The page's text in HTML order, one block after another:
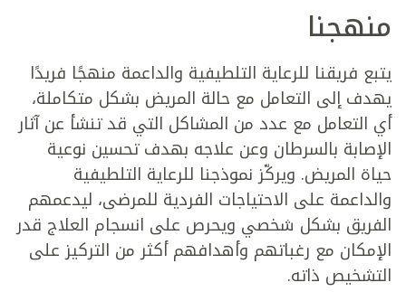
منهجنا
يتبع فريقنا للرعاية التلطيفية والداعمة منهجًا فريدًا
يهدف إلى التعامل مع حالة المريض بشكل متكاملة،
أي التعامل مع عدد من المشاكل التي قد تنشأ عن آثار
الإصابة بالسرطان وعن علاجه بهدف تحسين نوعية
حياة المريض. ويركّز نموذجنا للرعاية التلطيفية
والداعمة على الاحتياجات الفردية للمرضى، ليدعمهم
الفريق بشكل شخصي ويحرص على انسجام العلاج قدر
الإمكان مع رغباتهم وأهدافهم أكثر من التركيز على
التشخيص ذاته.